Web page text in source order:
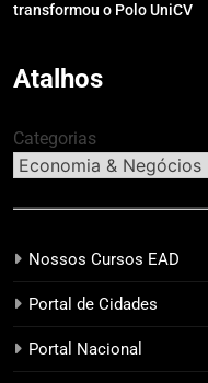
transformou o Polo UniCV
Atalhos
Categorias
Nossos Cursos EAD
Portal de Cidades
Portal Nacional